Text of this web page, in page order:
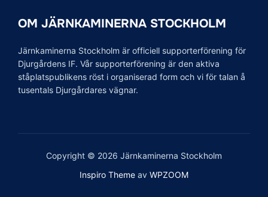
OM JÄRNKAMINERNA STOCKHOLM
Järnkaminerna Stockholm är officiell supporterförening för
Djurgårdens IF. Vår supporterförening är den aktiva
ståplatspublikens röst i organiserad form och vi för talan å
tusentals Djurgårdares vägnar.
Copyright © 2026 Järnkaminerna Stockholm
Inspiro Theme av WPZOOM